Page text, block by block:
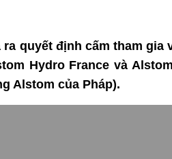
quyết định cấm tham gia
Hydro France và
Alstom của Pháp).